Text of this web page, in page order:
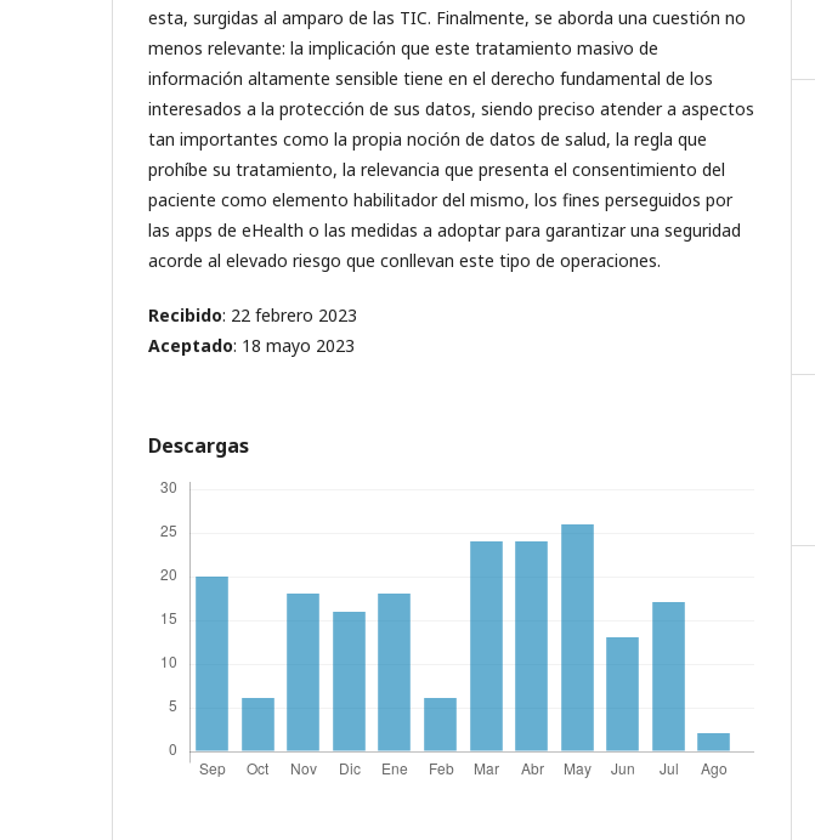
esta, surgidas al amparo de las TIC. Finalmente, se aborda una cuestión no
menos relevante: la implicación que este tratamiento masivo de
información altamente sensible tiene en el derecho fundamental de los
interesados a la protección de sus datos, siendo preciso atender a aspectos
tan importantes como la propia noción de datos de salud, la regla que
prohíbe su tratamiento, la relevancia que presenta el consentimiento del
paciente como elemento habilitador del mismo, los fines perseguidos por
las apps de eHealth o las medidas a adoptar para garantizar una seguridad
acorde al elevado riesgo que conllevan este tipo de operaciones.
Recibido: 22 febrero 2023
Aceptado: 18 mayo 2023
Descargas